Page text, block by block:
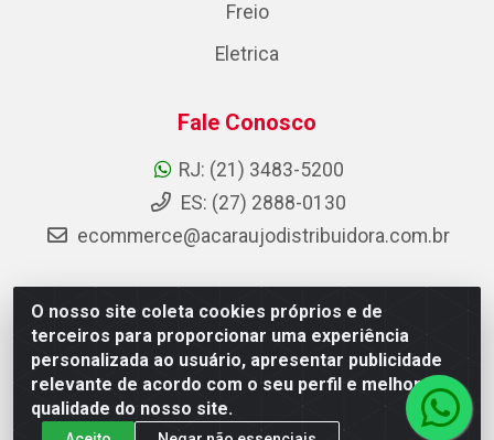
O nosso site coleta cookies próprios e de
terceiros para proporcionar uma experiência
personalizada ao usuário, apresentar publicidade
relevante de acordo com o seu perfil e melhorar a
qualidade do nosso site.
Freio
Eletrica
Fale Conosco
RJ: (21) 3483-5200
ES: (27) 2888-0130
ecommerce@acaraujodistribuidora.com.br
AC Araujo Distribuidora - Rua Carneiro de Campos, 42 -
São Cristóvão, Rio de Janeiro/RJ - CEP 20.920-410 -
CNPJ 08.744.753/0003-85